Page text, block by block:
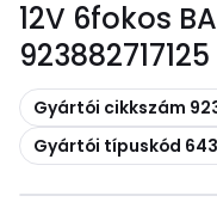
12V 6fokos
923882717125
Másolás
Gyártói cikkszám
Másolás
Gyártói típuskód